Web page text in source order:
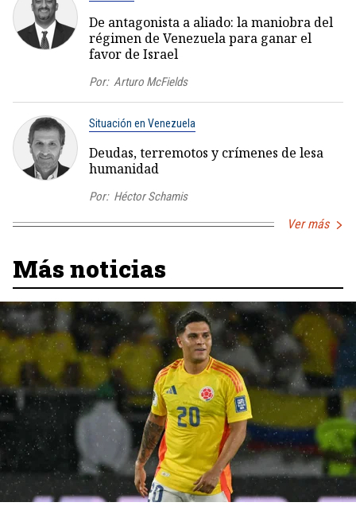
De antagonista a aliado: la maniobra del
régimen de Venezuela para ganar el
favor de Israel
Por: Arturo McFields
Situación en Venezuela
Deudas, terremotos y crímenes de lesa
humanidad
Por: Héctor Schamis
Ver más
Más noticias